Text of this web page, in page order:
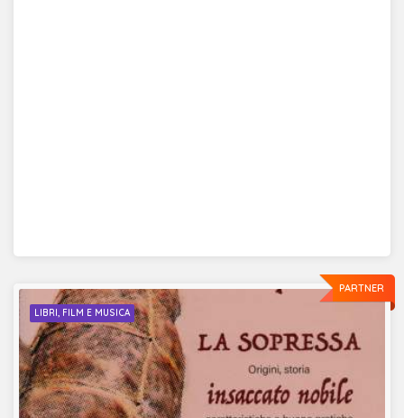
PARTNER
LIBRI, FILM E MUSICA